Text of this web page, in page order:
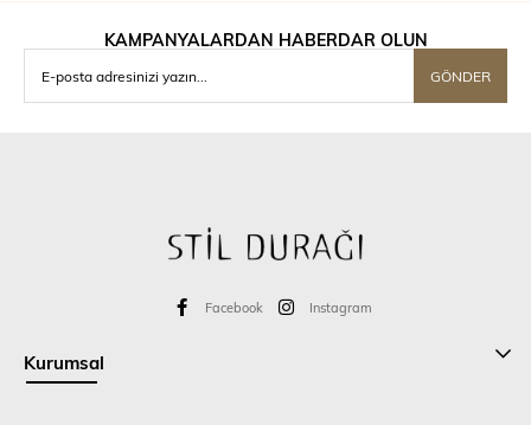
KAMPANYALARDAN HABERDAR OLUN
GÖNDER
Facebook Instagram
Kurumsal